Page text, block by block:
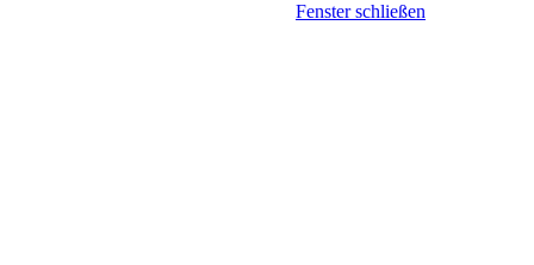
Fenster schließen